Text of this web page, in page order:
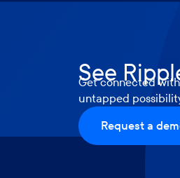
See
Get connected
untapped
Request a